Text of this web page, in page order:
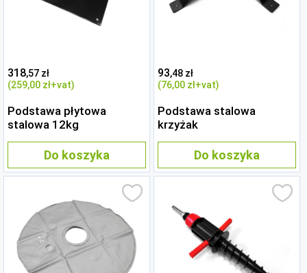
318,57 zł
(259,00 zł+vat)
Podstawa płytowa
stalowa 12kg
Do koszyka
93,48 zł
(76,00 zł+vat)
Podstawa stalowa
krzyżak
Do koszyka